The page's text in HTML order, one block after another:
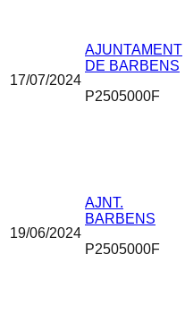
17/07/2024
AJUNTAMENT
DE BARBENS
P2505000F
19/06/2024
AJNT.
BARBENS
P2505000F